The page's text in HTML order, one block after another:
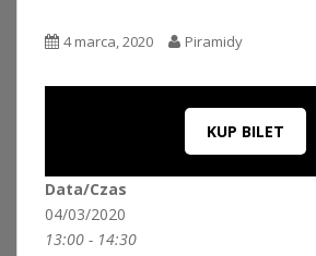
4 marca, 2020 Piramidy
KUP BILET
Data/Czas
04/03/2020
13:00 - 14:30